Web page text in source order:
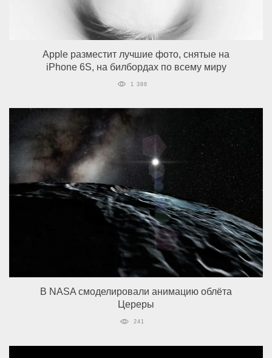
Apple разместит лучшие фото, снятые на
iPhone 6S, на билбордах по всему миру
1 386
В NASA смоделировали анимацию облёта
Цереры
241